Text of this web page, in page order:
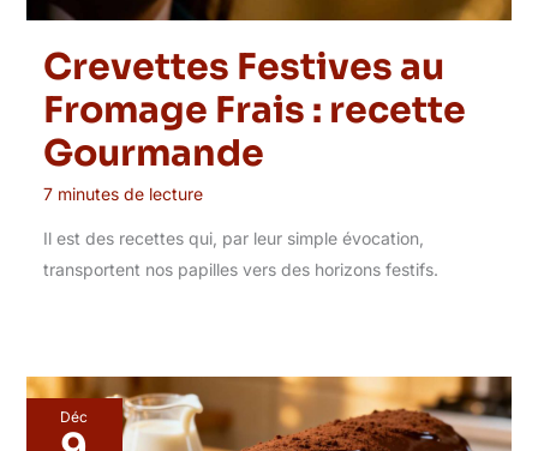
Crevettes Festives au
Fromage Frais : recette
Gourmande
7 minutes de lecture
Il est des recettes qui, par leur simple évocation,
transportent nos papilles vers des horizons festifs.
Déc